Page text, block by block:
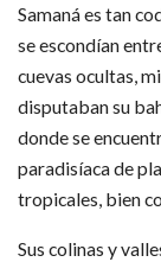
Samaná es tan
se escondían
cuevas ocultas,
disputaban su
donde se
paradisíaca de
tropicales, bien
Sus colinas y